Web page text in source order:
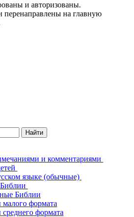
и авторизованы.
перенаправлены на главную
и комментариями
языке (обычные)
Библии
формата
формата